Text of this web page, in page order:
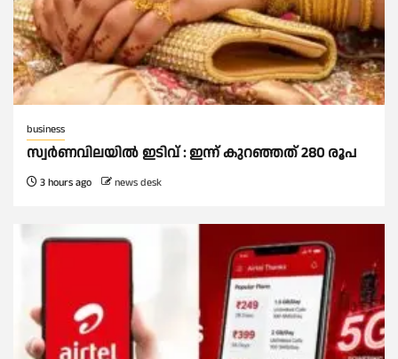
business
സ്വർണവിലയില്‍ ഇടിവ് : ഇന്ന് കുറഞ്ഞത് 280 രൂപ
3 hours ago news desk